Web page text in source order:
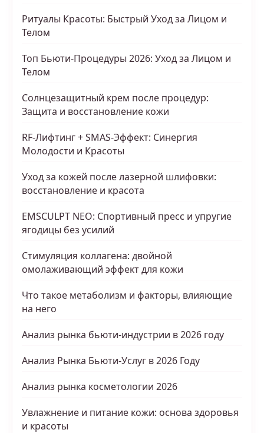
Ритуалы Красоты: Быстрый Уход за Лицом и
Телом
Топ Бьюти-Процедуры 2026: Уход за Лицом и
Телом
Солнцезащитный крем после процедур:
Защита и восстановление кожи
RF-Лифтинг + SMAS-Эффект: Синергия
Молодости и Красоты
Уход за кожей после лазерной шлифовки:
восстановление и красота
EMSCULPT NEO: Спортивный пресс и упругие
ягодицы без усилий
Стимуляция коллагена: двойной
омолаживающий эффект для кожи
Что такое метаболизм и факторы, влияющие
на него
Анализ рынка бьюти-индустрии в 2026 году
Анализ Рынка Бьюти-Услуг в 2026 Году
Анализ рынка косметологии 2026
Увлажнение и питание кожи: основа здоровья
и красоты